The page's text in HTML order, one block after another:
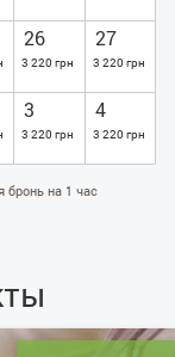
26
3 220 грн
27
3 220 грн
3
3 220 грн
4
3 220 грн
бронь на 1 час